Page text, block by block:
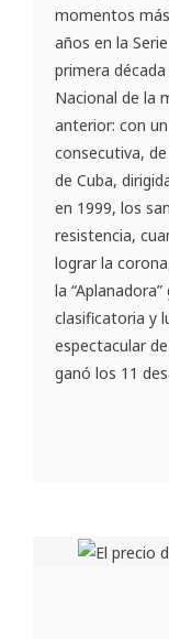
momentos
años en la
primera
Nacional de la
anterior: con
consecutiva,
de Cuba,
en 1999, los
resistencia,
lograr la
la
clasificatoria y
espectacular
ganó los 11